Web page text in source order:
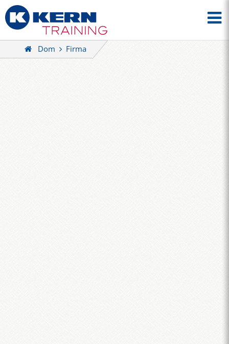
Dom Firma